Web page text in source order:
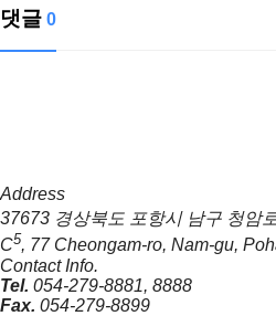
댓글 0
Address
37673 경상북도 포항시 남구 청암
C5, 77 Cheongam-ro, Nam-gu,
Contact Info.
Tel. 054-279-8881, 8888
Fax. 054-279-8899